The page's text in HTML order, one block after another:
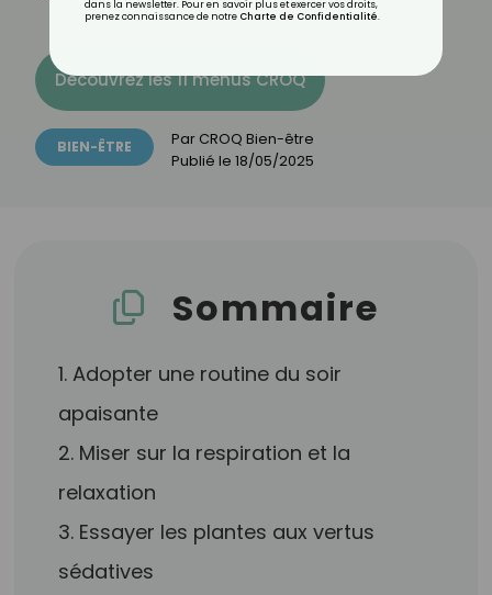
Découvrez les 11 menus CROQ
BIEN-ÊTRE Par CROQ Bien-être
Publié le 18/05/2025
Sommaire
1. Adopter une routine du soir
apaisante
2. Miser sur la respiration et la
relaxation
3. Essayer les plantes aux vertus
sédatives
dans la newsletter. Pour en savoir plus et exercer vos droits,
prenez connaissance de notre Charte de Confidentialité.